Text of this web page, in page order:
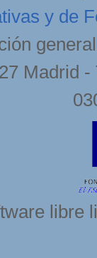
y de
Madrid
libre